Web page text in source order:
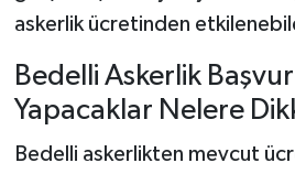
askerlik ücretinden
Bedelli Askerlik
Yapacaklar Nelere
Bedelli askerlikten mevcut